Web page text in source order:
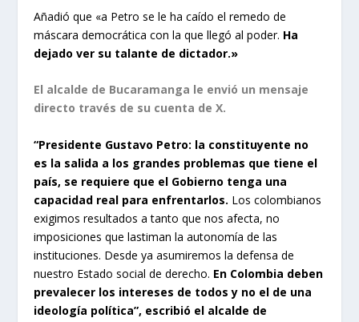
Añadió que «a Petro se le ha caído el remedo de
máscara democrática con la que llegó al poder. Ha
dejado ver su talante de dictador.»
El alcalde de Bucaramanga le envió un mensaje
directo través de su cuenta de X.
“Presidente Gustavo Petro: la constituyente no
es la salida a los grandes problemas que tiene el
país, se requiere que el Gobierno tenga una
capacidad real para enfrentarlos. Los colombianos
exigimos resultados a tanto que nos afecta, no
imposiciones que lastiman la autonomía de las
instituciones. Desde ya asumiremos la defensa de
nuestro Estado social de derecho. En Colombia deben
prevalecer los intereses de todos y no el de una
ideología política”, escribió el alcalde de